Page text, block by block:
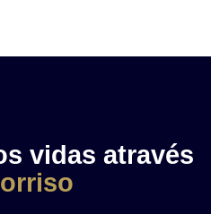
vidas através